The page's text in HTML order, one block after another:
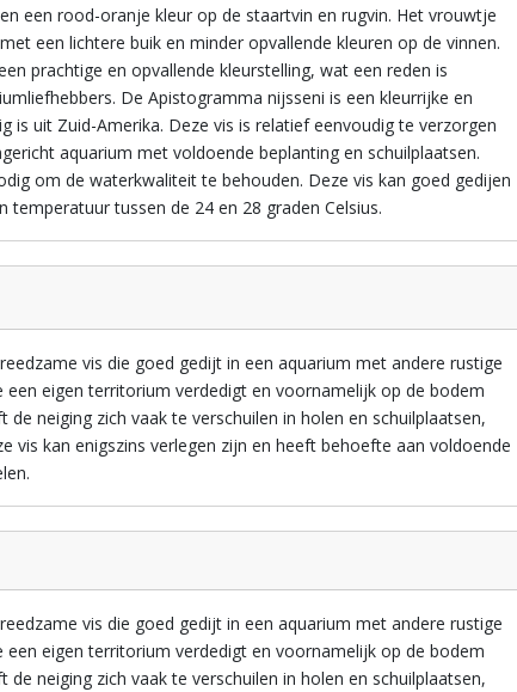
een rood-oranje kleur op de staartvin en rugvin. Het vrouwtje
een lichtere buik en minder opvallende kleuren op de vinnen.
prachtige en opvallende kleurstelling, wat een reden is
De Apistogramma nijsseni is een kleurrijke en
is uit Zuid-Amerika. Deze vis is relatief eenvoudig te verzorgen
aquarium met voldoende beplanting en schuilplaatsen.
om de waterkwaliteit te behouden. Deze vis kan goed gedijen
tussen de 24 en 28 graden Celsius.
vis die goed gedijt in een aquarium met andere rustige
een eigen territorium verdedigt en voornamelijk op de bodem
neiging zich vaak te verschuilen in holen en schuilplaatsen,
vis kan enigszins verlegen zijn en heeft behoefte aan voldoende
vis die goed gedijt in een aquarium met andere rustige
een eigen territorium verdedigt en voornamelijk op de bodem
neiging zich vaak te verschuilen in holen en schuilplaatsen,